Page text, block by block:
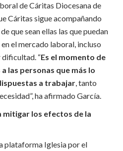
de Cáritas Diocesana de
Cáritas sigue acompañando
que sean ellas las que puedan
el mercado laboral, incluso
dificultad. “Es el momento de
las personas que más lo
a trabajar, tanto
ha afirmado García.
los efectos de la
plataforma Iglesia por el